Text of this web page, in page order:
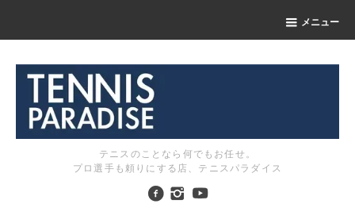
メニュー
テニスのことなら何でもお任せ。
プロ選手も頼りにする店、テニスパラダイス